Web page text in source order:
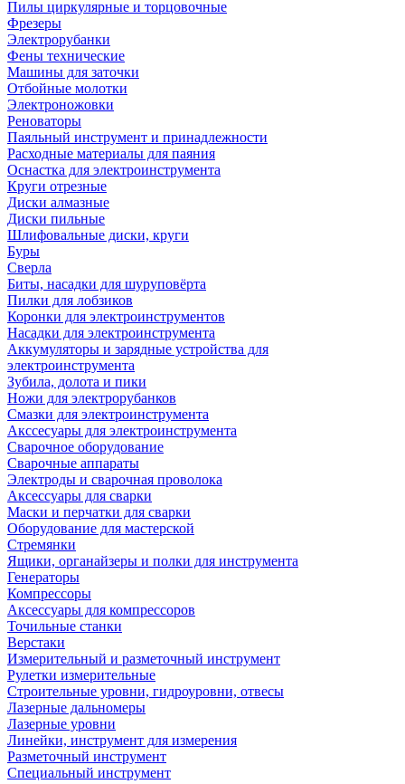
Пилы циркулярные и торцовочные
Фрезеры
Электрорубанки
Фены технические
Машины для заточки
Отбойные молотки
Электроножовки
Реноваторы
Паяльный инструмент и принадлежности
Расходные материалы для паяния
Оснастка для электроинструмента
Круги отрезные
Диски алмазные
Диски пильные
Шлифовальные диски, круги
Буры
Сверла
Биты, насадки для шуруповёрта
Пилки для лобзиков
Коронки для электроинструментов
Насадки для электроинструмента
Аккумуляторы и зарядные устройства для
электроинструмента
Зубила, долота и пики
Ножи для электрорубанков
Смазки для электроинструмента
Акссесуары для электроинструмента
Сварочное оборудование
Сварочные аппараты
Электроды и сварочная проволока
Аксессуары для сварки
Маски и перчатки для сварки
Оборудование для мастерской
Стремянки
Ящики, органайзеры и полки для инструмента
Генераторы
Компрессоры
Аксессуары для компрессоров
Точильные станки
Верстаки
Измерительный и разметочный инструмент
Рулетки измерительные
Строительные уровни, гидроуровни, отвесы
Лазерные дальномеры
Лазерные уровни
Линейки, инструмент для измерения
Разметочный инструмент
Специальный инструмент